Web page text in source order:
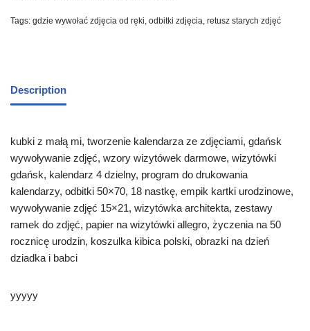
Tags: gdzie wywołać zdjęcia od ręki, odbitki zdjęcia, retusz starych zdjęć
Description
kubki z małą mi, tworzenie kalendarza ze zdjęciami, gdańsk
wywoływanie zdjęć, wzory wizytówek darmowe, wizytówki
gdańsk, kalendarz 4 dzielny, program do drukowania
kalendarzy, odbitki 50×70, 18 nastkę, empik kartki urodzinowe,
wywoływanie zdjęć 15×21, wizytówka architekta, zestawy
ramek do zdjęć, papier na wizytówki allegro, życzenia na 50
rocznicę urodzin, koszulka kibica polski, obrazki na dzień
dziadka i babci
yyyyy